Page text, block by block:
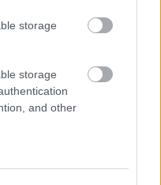
storage
storage
and other